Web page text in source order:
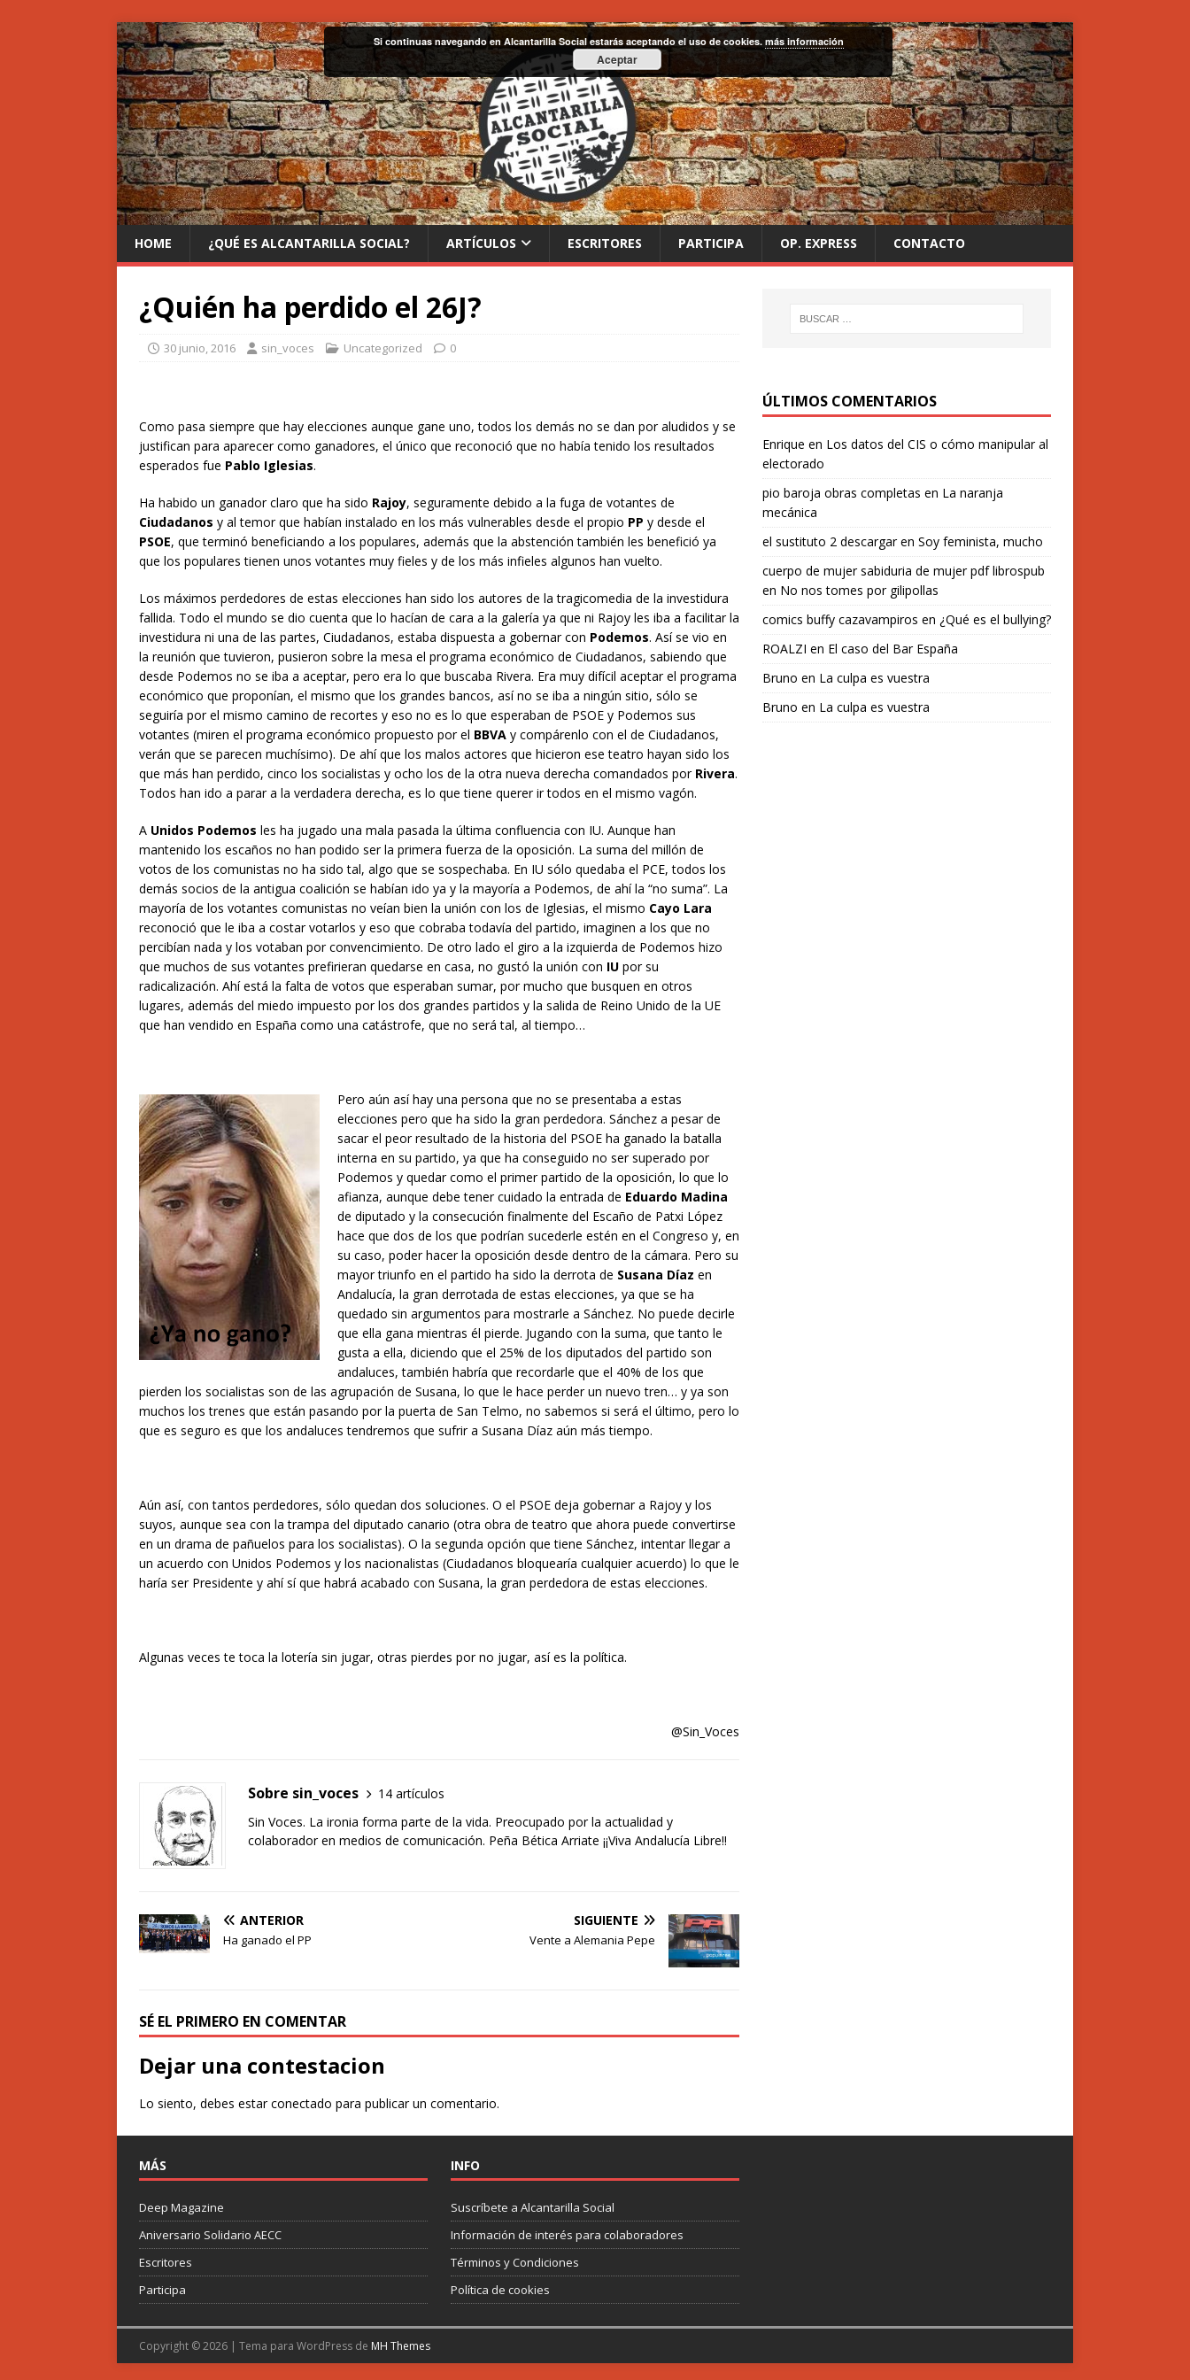
HOME ¿QUÉ ES ALCANTARILLA SOCIAL? ARTÍCULOS ESCRITORES PARTICIPA OP. EXPRESS CONTACTO
¿Quién ha perdido el 26J?
30 junio, 2016 sin_voces Uncategorized 0
Como pasa siempre que hay elecciones aunque gane uno, todos los demás no se dan por aludidos y se
justifican para aparecer como ganadores, el único que reconoció que no había tenido los resultados
esperados fue Pablo Iglesias.
Ha habido un ganador claro que ha sido Rajoy, seguramente debido a la fuga de votantes de
Ciudadanos y al temor que habían instalado en los más vulnerables desde el propio PP y desde el
PSOE, que terminó beneficiando a los populares, además que la abstención también les benefició ya
que los populares tienen unos votantes muy fieles y de los más infieles algunos han vuelto.
Los máximos perdedores de estas elecciones han sido los autores de la tragicomedia de la investidura
fallida. Todo el mundo se dio cuenta que lo hacían de cara a la galería ya que ni Rajoy les iba a facilitar la
investidura ni una de las partes, Ciudadanos, estaba dispuesta a gobernar con Podemos. Así se vio en
la reunión que tuvieron, pusieron sobre la mesa el programa económico de Ciudadanos, sabiendo que
desde Podemos no se iba a aceptar, pero era lo que buscaba Rivera. Era muy difícil aceptar el programa
económico que proponían, el mismo que los grandes bancos, así no se iba a ningún sitio, sólo se
seguiría por el mismo camino de recortes y eso no es lo que esperaban de PSOE y Podemos sus
votantes (miren el programa económico propuesto por el BBVA y compárenlo con el de Ciudadanos,
verán que se parecen muchísimo). De ahí que los malos actores que hicieron ese teatro hayan sido los
que más han perdido, cinco los socialistas y ocho los de la otra nueva derecha comandados por Rivera.
Todos han ido a parar a la verdadera derecha, es lo que tiene querer ir todos en el mismo vagón.
A Unidos Podemos les ha jugado una mala pasada la última confluencia con IU. Aunque han
mantenido los escaños no han podido ser la primera fuerza de la oposición. La suma del millón de
votos de los comunistas no ha sido tal, algo que se sospechaba. En IU sólo quedaba el PCE, todos los
demás socios de la antigua coalición se habían ido ya y la mayoría a Podemos, de ahí la “no suma”. La
mayoría de los votantes comunistas no veían bien la unión con los de Iglesias, el mismo Cayo Lara
reconoció que le iba a costar votarlos y eso que cobraba todavía del partido, imaginen a los que no
percibían nada y los votaban por convencimiento. De otro lado el giro a la izquierda de Podemos hizo
que muchos de sus votantes prefirieran quedarse en casa, no gustó la unión con IU por su
radicalización. Ahí está la falta de votos que esperaban sumar, por mucho que busquen en otros
lugares, además del miedo impuesto por los dos grandes partidos y la salida de Reino Unido de la UE
que han vendido en España como una catástrofe, que no será tal, al tiempo…
Pero aún así hay una persona que no se presentaba a estas
elecciones pero que ha sido la gran perdedora. Sánchez a pesar de
sacar el peor resultado de la historia del PSOE ha ganado la batalla
interna en su partido, ya que ha conseguido no ser superado por
Podemos y quedar como el primer partido de la oposición, lo que lo
afianza, aunque debe tener cuidado la entrada de Eduardo Madina
de diputado y la consecución finalmente del Escaño de Patxi López
hace que dos de los que podrían sucederle estén en el Congreso y, en
su caso, poder hacer la oposición desde dentro de la cámara. Pero su
mayor triunfo en el partido ha sido la derrota de Susana Díaz en
Andalucía, la gran derrotada de estas elecciones, ya que se ha
quedado sin argumentos para mostrarle a Sánchez. No puede decirle
que ella gana mientras él pierde. Jugando con la suma, que tanto le
gusta a ella, diciendo que el 25% de los diputados del partido son
andaluces, también habría que recordarle que el 40% de los que
pierden los socialistas son de las agrupación de Susana, lo que le hace perder un nuevo tren… y ya son
muchos los trenes que están pasando por la puerta de San Telmo, no sabemos si será el último, pero lo
que es seguro es que los andaluces tendremos que sufrir a Susana Díaz aún más tiempo.
Aún así, con tantos perdedores, sólo quedan dos soluciones. O el PSOE deja gobernar a Rajoy y los
suyos, aunque sea con la trampa del diputado canario (otra obra de teatro que ahora puede convertirse
en un drama de pañuelos para los socialistas). O la segunda opción que tiene Sánchez, intentar llegar a
un acuerdo con Unidos Podemos y los nacionalistas (Ciudadanos bloquearía cualquier acuerdo) lo que le
haría ser Presidente y ahí sí que habrá acabado con Susana, la gran perdedora de estas elecciones.
Algunas veces te toca la lotería sin jugar, otras pierdes por no jugar, así es la política.
@Sin_Voces
Sobre sin_voces
14 artículos
Sin Voces. La ironia forma parte de la vida. Preocupado por la actualidad y
colaborador en medios de comunicación. Peña Bética Arriate ¡¡Viva Andalucía Libre!!
ANTERIOR
Ha ganado el PP
SIGUIENTE
Vente a Alemania Pepe
SÉ EL PRIMERO EN COMENTAR
Dejar una contestacion
Lo siento, debes estarconectado para publicar un comentario.
ÚLTIMOS COMENTARIOS
Enrique en Los datos del CIS o cómo manipular al
electorado
pio baroja obras completas en La naranja
mecánica
el sustituto 2 descargaren Soy feminista, mucho
cuerpo de mujer sabiduria de mujer pdf librospub
en No nos tomes por gilipollas
comics buffy cazavampiros en ¿Qué es el bullying?
ROALZI en El caso del Bar España
Bruno en La culpa es vuestra
Bruno en La culpa es vuestra
MÁS
Deep Magazine
Aniversario Solidario AECC
Escritores
Participa
INFO
Suscríbete a Alcantarilla Social
Información de interés para colaboradores
Términos y Condiciones
Política de cookies
Copyright © 2026 | Tema para WordPress de MH Themes
Si continuas navegando en Alcantarilla Social estarás aceptando el uso de cookies. más información
Aceptar